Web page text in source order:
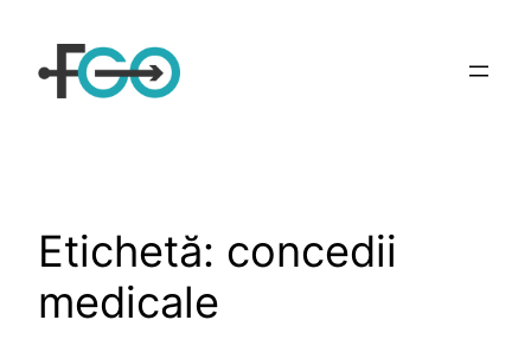
conținut
Etichetă: concedii
medicale